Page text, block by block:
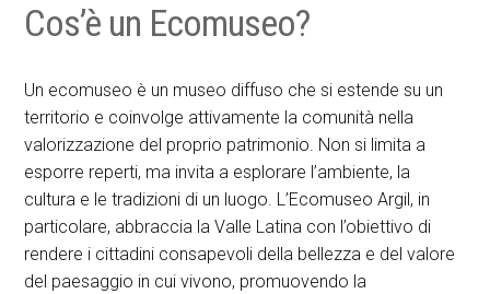
Cos’è un Ecomuseo?
Un ecomuseo è un museo diffuso che si estende su un
territorio e coinvolge attivamente la comunità nella
valorizzazione del proprio patrimonio. Non si limita a
esporre reperti, ma invita a esplorare l’ambiente, la
cultura e le tradizioni di un luogo. L’Ecomuseo Argil, in
particolare, abbraccia la Valle Latina con l’obiettivo di
rendere i cittadini consapevoli della bellezza e del valore
del paesaggio in cui vivono, promuovendo la